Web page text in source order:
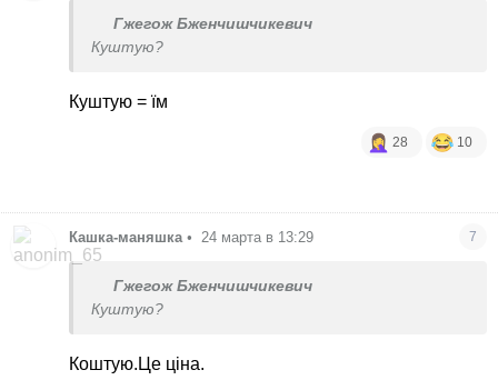
Гжегож Бженчишчикевич
Куштую?
Куштую = їм
28 10
Кашка-маняшка • 24 марта в 13:29 7
Гжегож Бженчишчикевич
Куштую?
Коштую.Це ціна.